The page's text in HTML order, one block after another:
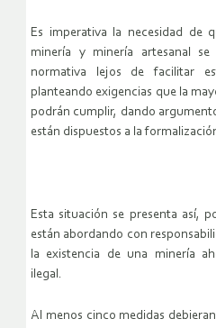
Es imperativa la necesidad de
minería y minería artesanal
normativa lejos de facilitar
planteando exigencias que la
podrán cumplir, dando
están dispuestos a la
Esta situación se presenta así,
están abordando con
la existencia de una minería
ilegal.
Al menos cinco medidas